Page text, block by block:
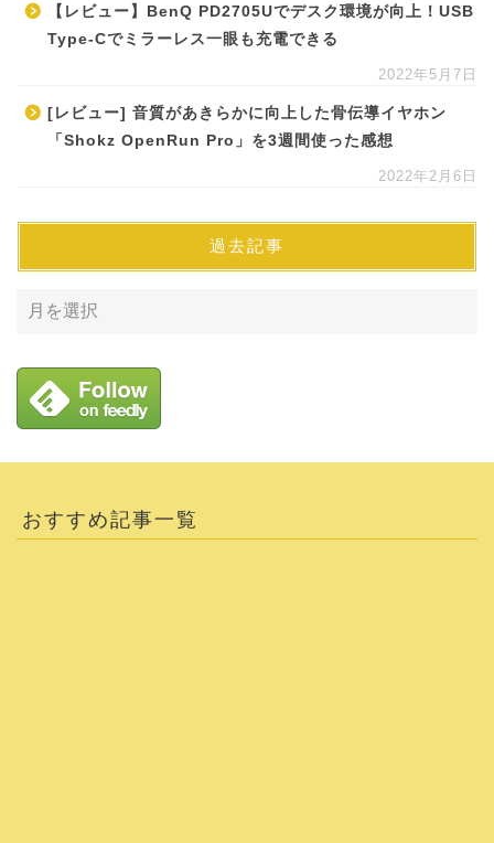
【レビュー】BenQ PD2705Uでデスク環境が向上！USB
Type-Cでミラーレス一眼も充電できる
2022年5月7日
[レビュー] 音質があきらかに向上した骨伝導イヤホン
「Shokz OpenRun Pro」を3週間使った感想
2022年2月6日
過去記事
おすすめ記事一覧